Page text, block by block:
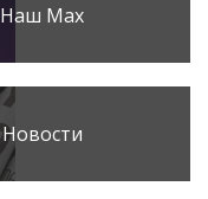
Наш Max
Новости